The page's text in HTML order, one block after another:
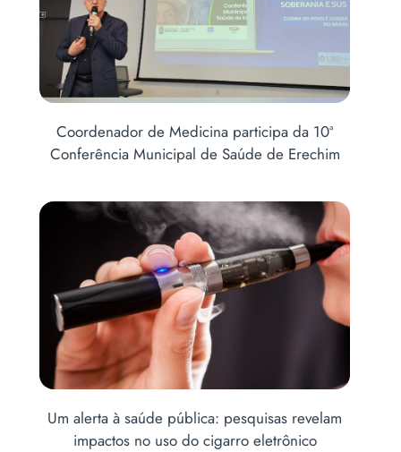
Coordenador de Medicina participa da 10ª
Conferência Municipal de Saúde de Erechim
Um alerta à saúde pública: pesquisas revelam
impactos no uso do cigarro eletrônico